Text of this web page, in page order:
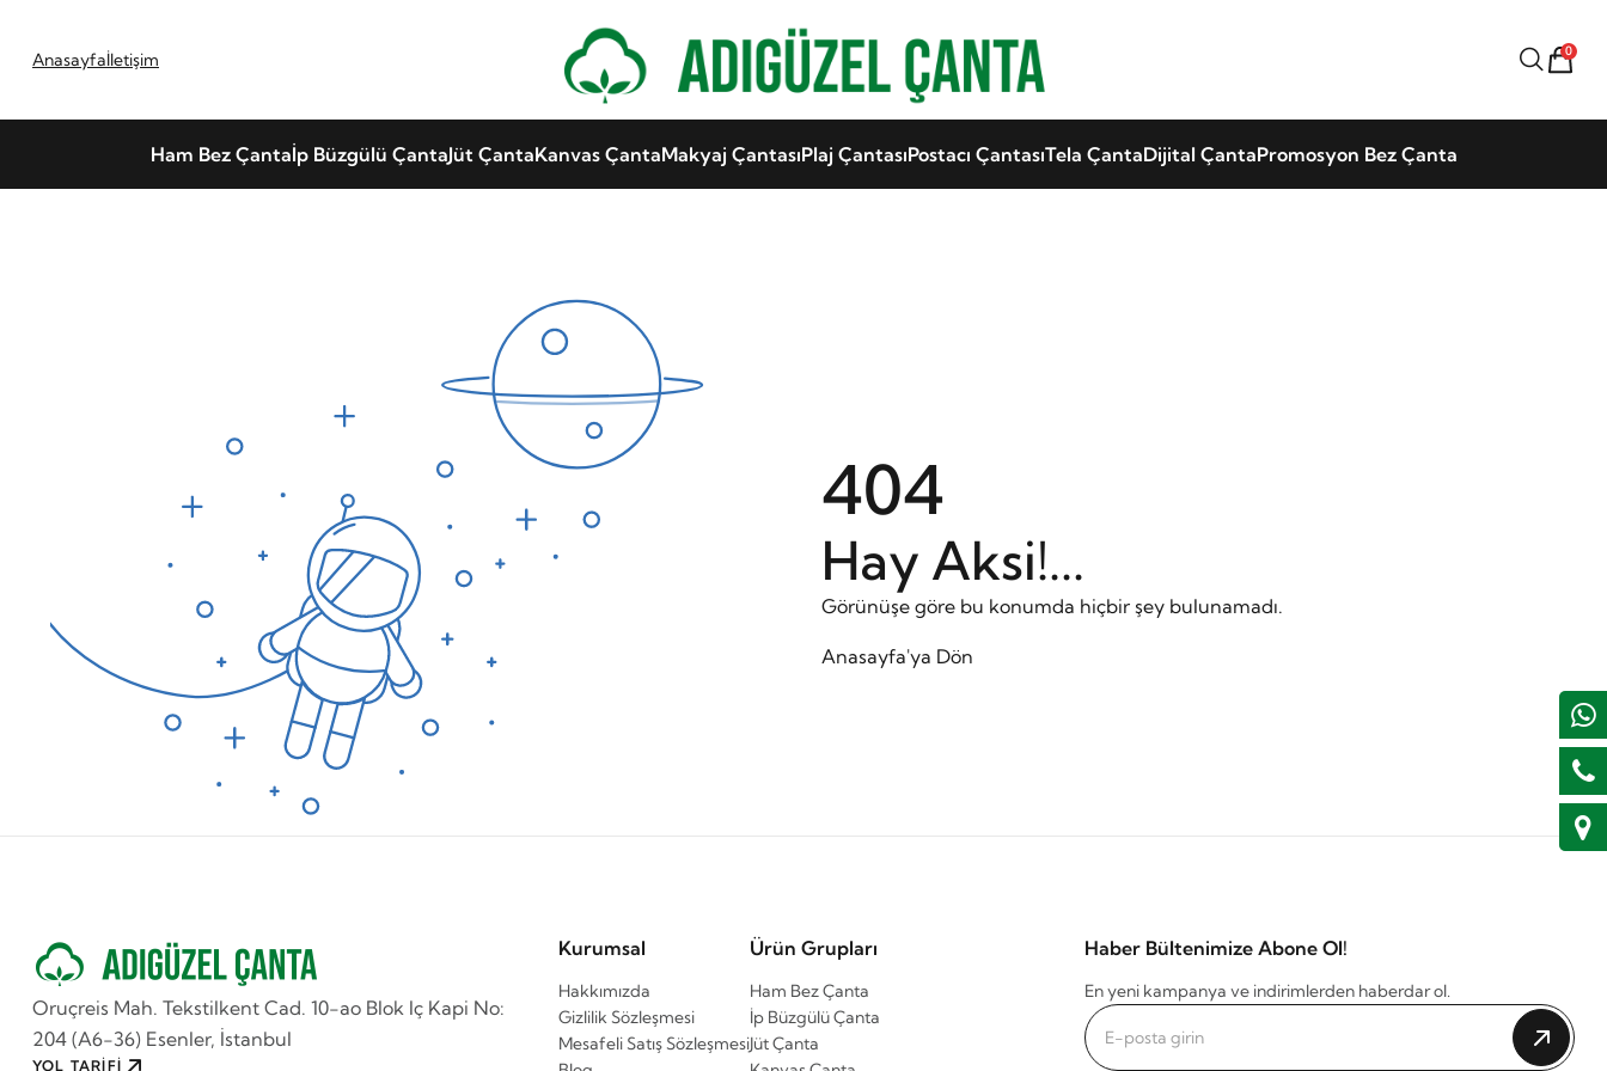
Anasayfaİletişim 0
Ham Bez Çantaİp Büzgülü ÇantaJüt ÇantaKanvas ÇantaMakyaj ÇantasıPlaj ÇantasıPostacı ÇantasıTela ÇantaDijital ÇantaPromosyon Bez Çanta
404
Hay Aksi!...
Görünüşe göre bu konumda hiçbir şey bulunamadı.
Anasayfa'ya Dön
Oruçreis Mah. Tekstilkent Cad. 10-ao Blok Iç Kapi No:
204 (A6-36) Esenler, İstanbul
YOL TARİFİ
Kurumsal
Hakkımızda
Gizlilik Sözleşmesi
Mesafeli Satış Sözleşmesi
Ürün Grupları
Ham Bez Çanta
İp Büzgülü Çanta
Jüt Çanta
Haber Bültenimize Abone Ol!
En yeni kampanya ve indirimlerden haberdar ol.